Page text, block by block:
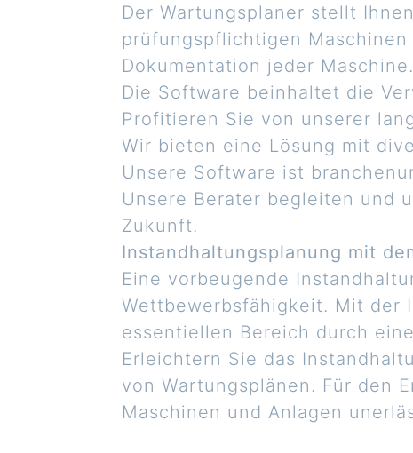
Der Wartungsplaner stellt
prüfungspflichtigen
Dokumentation jeder Maschine.
Die Software beinhaltet die
Profitieren Sie von unserer
Wir bieten eine Lösung mit
Unsere Software ist
Unsere Berater begleiten und
Zukunft.
Instandhaltungsplanung mit
Eine vorbeugende
Wettbewerbsfähigkeit. Mit der
essentiellen Bereich durch
Erleichtern Sie das
von Wartungsplänen. Für den
Maschinen und Anlagen